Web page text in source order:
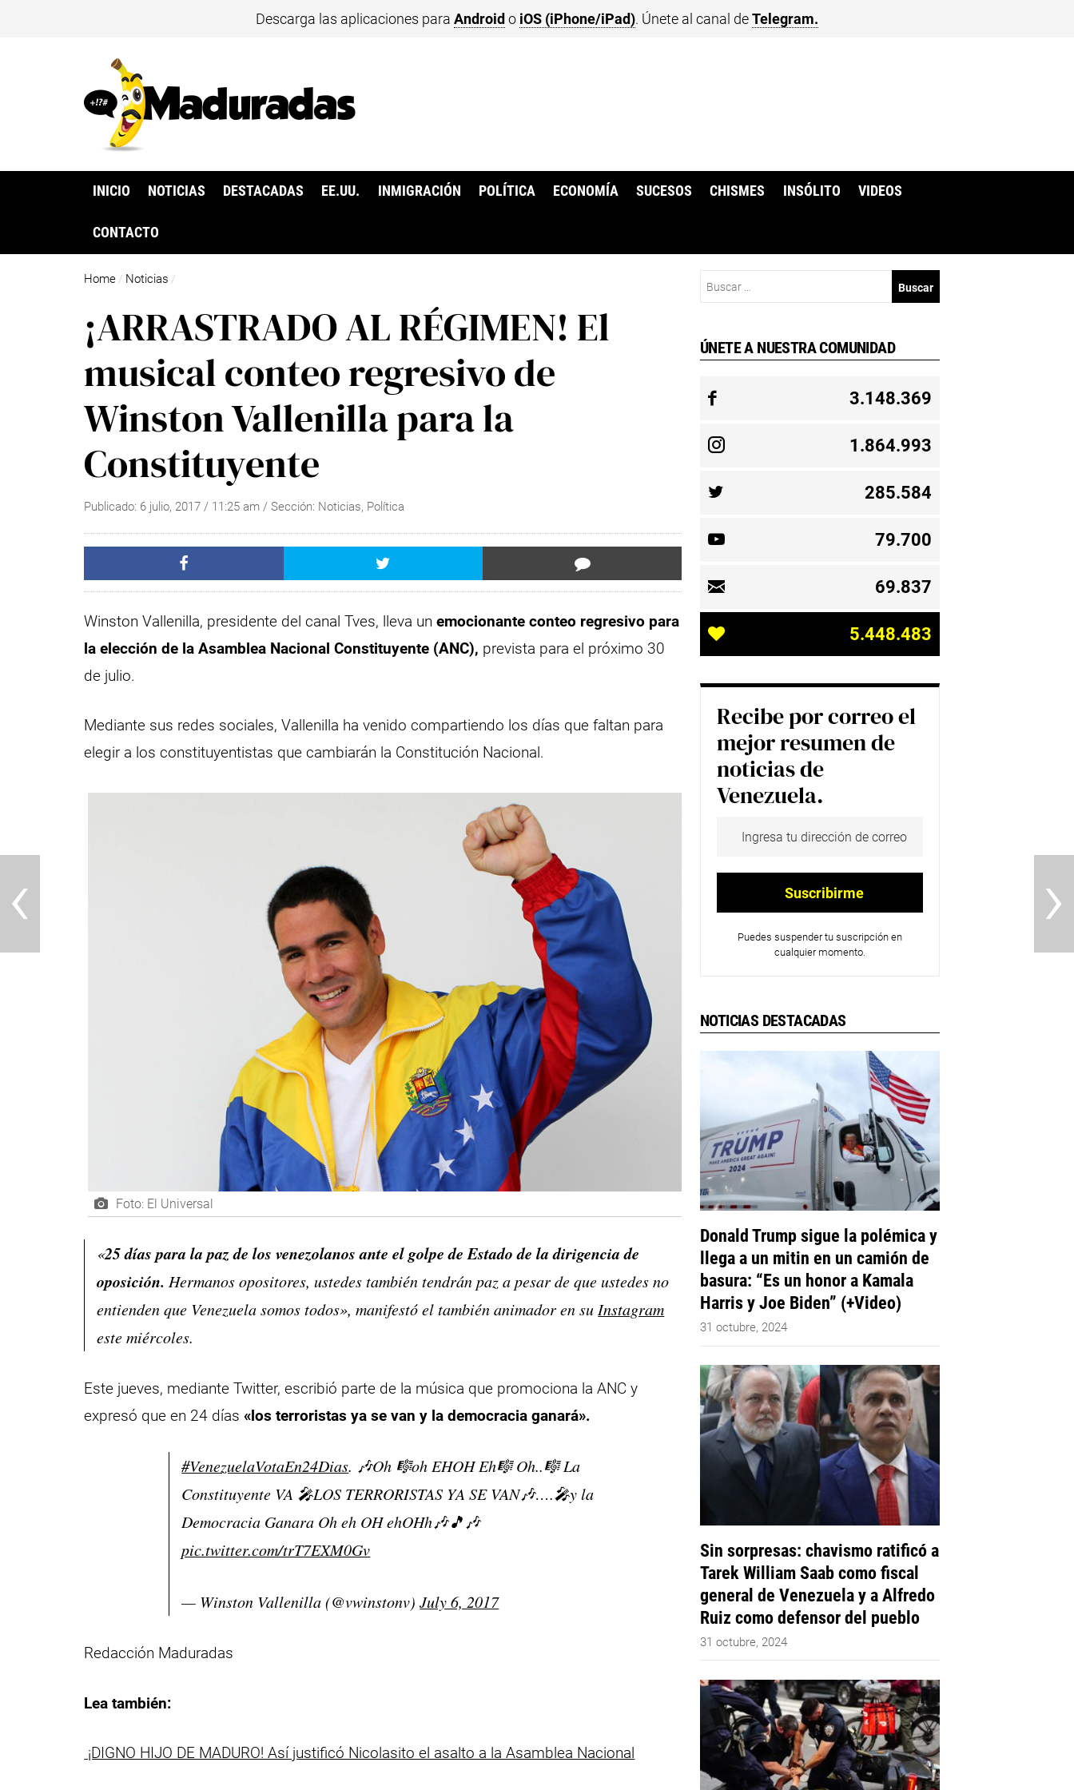
Descarga las aplicaciones para Android o iOS (iPhone/iPad). Únete al canal deTelegram.
INICIO NOTICIAS DESTACADAS EE.UU. INMIGRACIÓN POLÍTICA ECONOMÍA SUCESOS CHISMES INSÓLITO VIDEOS
CONTACTO
Home / Noticias /
¡ARRASTRADO AL RÉGIMEN! El
musical conteo regresivo de
Winston Vallenilla para la
Constituyente
Publicado: 6 julio, 2017 / 11:25 am/ Sección: Noticias, Política
Winston Vallenilla, presidente del canal Tves, lleva unemocionante conteo regresivo para
la elección de la Asamblea Nacional Constituyente (ANC), prevista para el próximo 30
de julio.
Mediante sus redes sociales, Vallenilla ha venido compartiendo los días que faltan para
elegir a los constituyentistas que cambiarán la Constitución Nacional.
Foto: El Universal
«25 días para la paz de los venezolanos ante el golpe de Estado de la dirigencia de
oposición. Hermanos opositores, ustedes también tendrán paz a pesar de que ustedes no
entienden que Venezuela somos todos», manifestó el también animador en su Instagram
este miércoles.
Este jueves, mediante Twitter, escribió parte de la música que promociona la ANC y
expresó que en 24 días «los terroristas ya se van y la democracia ganará».
#VenezuelaVotaEn24Dias. 🎶Oh 🎼oh EHOH Eh🎼 Oh..🎼 La
Constituyente VA 🎤LOS TERRORISTAS YA SE VAN🎶….🎤y la
Democracia Ganara Oh eh OH ehOHh🎶🎵🎶
pic.twitter.com/trT7EXM0Gv
— Winston Vallenilla (@vwinstonv)July 6, 2017
Redacción Maduradas
Lea también:
¡DIGNO HIJO DE MADURO! Así justificó Nicolasito el asalto a la Asamblea Nacional
ÚNETE A NUESTRA COMUNIDAD
3.148.369
1.864.993
285.584
79.700
69.837
5.448.483
Recibe por correo el
mejor resumen de
noticias de
Venezuela.
Puedes suspender tu suscripción en
cualquier momento.
NOTICIAS DESTACADAS
Donald Trump sigue la polémica y
llega a un mitin en un camión de
basura: “Es un honor a Kamala
Harris y Joe Biden” (+Video)
31 octubre, 2024
Sin sorpresas: chavismo ratificó a
Tarek William Saab como fiscal
general de Venezuela y a Alfredo
Ruiz como defensor del pueblo
31 octubre, 2024
›
‹